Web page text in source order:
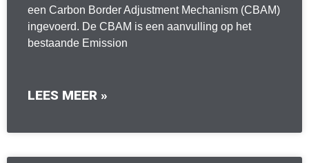
een Carbon Border Adjustment Mechanism (CBAM)
ingevoerd. De CBAM is een aanvulling op het
bestaande Emission
LEES MEER »